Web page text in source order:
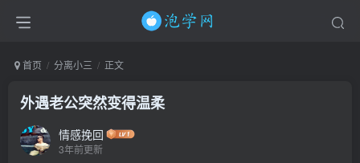
首页 分离小三 正文
外遇老公突然变得温柔
情感挽回
3年前更新